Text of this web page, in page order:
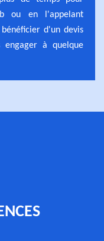
ou en l'appelant
d'un devis
engager à quelque